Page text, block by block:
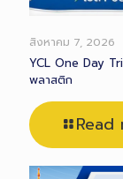
สิงหาคม 7, 2026
YCL One Day
พลาสติก
Read